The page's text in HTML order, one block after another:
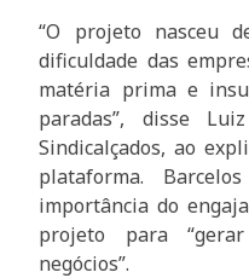
“O projeto nasceu
dificuldade das
matéria prima e
paradas”, disse
Sindicalçados, ao
plataforma.
importância do
projeto para
negócios”.